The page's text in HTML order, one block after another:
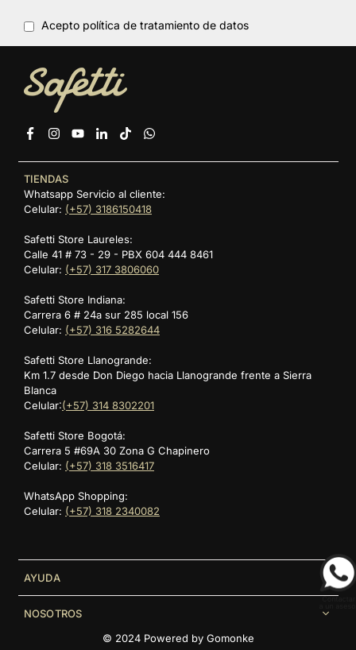
Acepto política de tratamiento de datos
FacebookInstagram
YouTubeLinkedin
TikTok
TIENDAS
Whatsapp Servicio al cliente:
Celular: (+57) 3186150418
Safetti Store Laureles:
Calle 41 # 73 - 29 - PBX 604 444 8461
Celular: (+57) 317 3806060
Safetti Store Indiana:
Carrera 6 # 24a sur 285 local 156
Celular: (+57) 316 5282644
Safetti Store Llanogrande:
Km 1.7 desde Don Diego hacia Llanogrande frente a Sierra
Blanca
Celular:(+57) 314 8302201
Safetti Store Bogotá:
Carrera 5 #69A 30 Zona G Chapinero
Celular: (+57) 318 3516417
WhatsApp Shopping:
Celular: (+57) 318 2340082
AYUDA
NOSOTROS
© 2024 Powered by Gomonke